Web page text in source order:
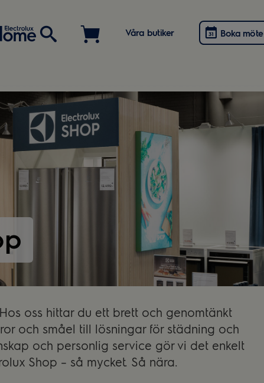
Våra butiker Boka möte
oss hittar du ett brett och genomtänkt
och småel till lösningar för städning och
och personlig service gör vi det enkelt
Shop – så mycket. Så nära.